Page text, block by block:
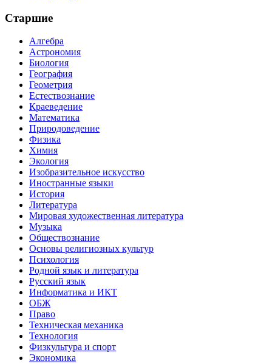
Старшие
Алгебра
Астрономия
Биология
География
Геометрия
Естествознание
Краеведение
Математика
Природоведение
Физика
Химия
Экология
Изобразительное искусство
Иностранные языки
История
Литература
Мировая художественная литература
Музыка
Обществознание
Основы религиозных культур
Психология
Родной язык и литература
Русский язык
Информатика и ИКТ
ОБЖ
Право
Техническая механика
Технология
Физкультура и спорт
Экономика